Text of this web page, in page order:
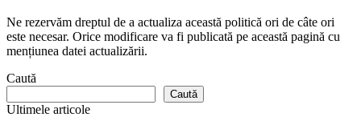
Ne rezervăm dreptul de a actualiza această politică ori de câte ori
este necesar. Orice modificare va fi publicată pe această pagină cu
mențiunea datei actualizării.
Caută
Caută
Ultimele articole